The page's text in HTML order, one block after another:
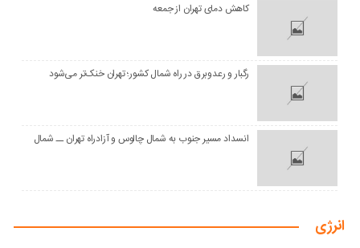
کاهش دمای تهران از جمعه
رگبار و رعدوبرق در راه شمال کشور؛ تهران خنک‌تر می‌شود
انسداد مسیر جنوب به شمال چالوس و آزادراه تهران ــ شمال
انرژی